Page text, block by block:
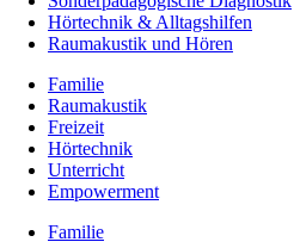
Hörtechnik & Alltagshilfen
Raumakustik und Hören
Familie
Raumakustik
Freizeit
Hörtechnik
Unterricht
Empowerment
Familie